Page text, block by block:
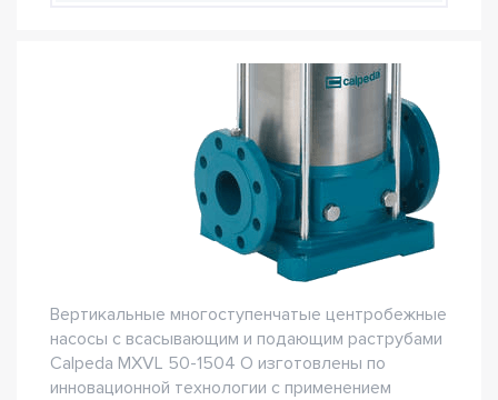
Вертикальные многоступенчатые центробежные
насосы с всасывающим и подающим раструбами
Сalpeda MXVL 50-1504 O изготовлены по
инновационной технологии с применением